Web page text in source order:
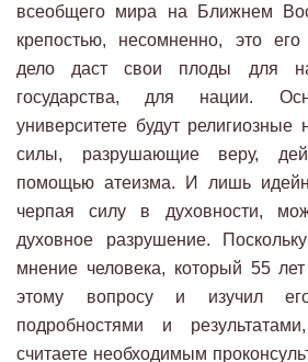
всеобщего мира на Ближнем
крепостью, несомненно, это
дело даст свои плоды для
государства, для нации.
университете будут
силы, разрушающие веру,
помощью атеизма. И лишь
черпая силу в духовности,
духовное разрушение.
мнение человека, который 55
этому вопросу и изучил
подробностями и
считаете необходимым